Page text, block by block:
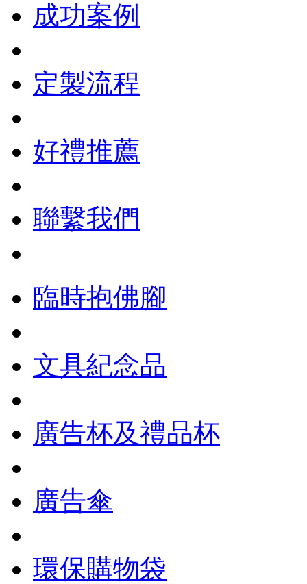
成功案例
定製流程
好禮推薦
聯繫我們
臨時抱佛腳
文具紀念品
廣告杯及禮品杯
廣告傘
環保購物袋